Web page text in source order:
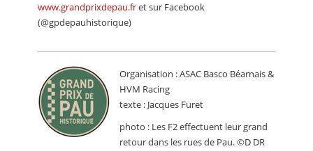
www.grandprixdepau.fret sur Facebook
(@gpdepauhistorique)
Organisation : ASAC Basco Béarnais &
HVM Racing
texte : Jacques Furet
photo : Les F2 effectuent leur grand
retour dans les rues de Pau. ©D DR